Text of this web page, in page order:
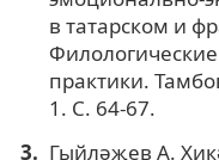
в татарском и
практики.
1. С. 64-67.
Гыйләҗев А.